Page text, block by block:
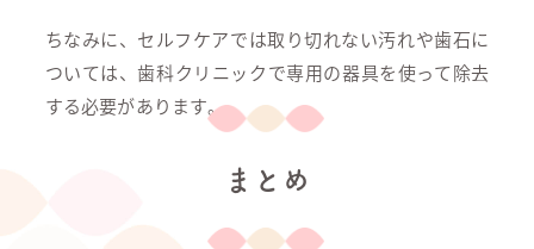
ちなみに、セルフケアでは取り切れない汚れや歯石に
ついては、歯科クリニックで専用の器具を使って除去
する必要があります。
まとめ